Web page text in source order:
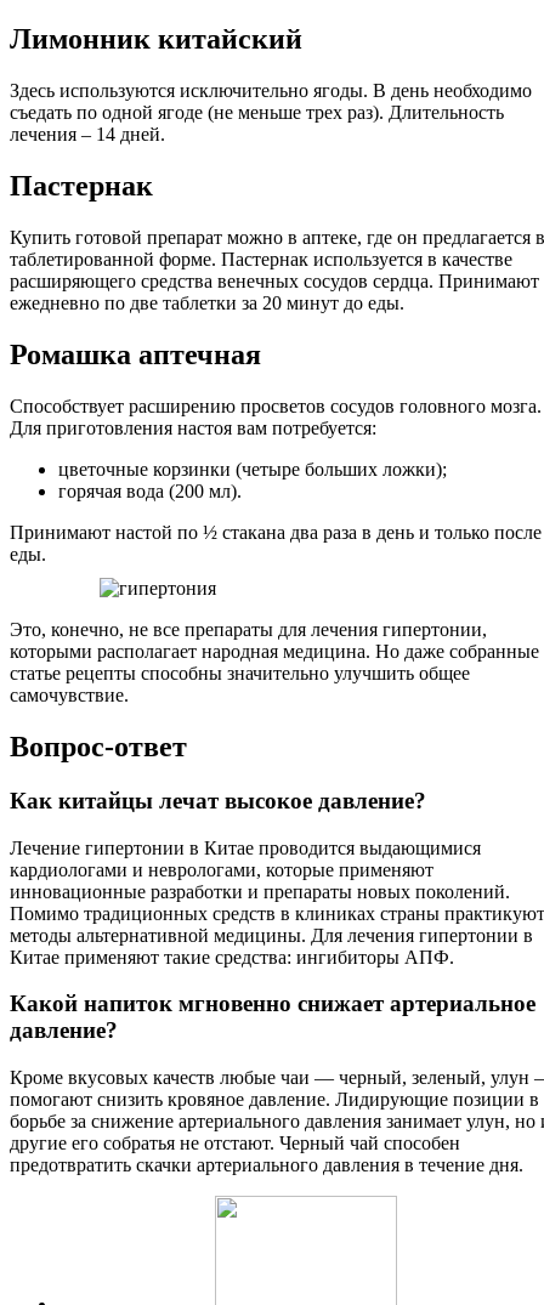
Лимонник китайский
Здесь используются исключительно ягоды. В день необходимо
съедать по одной ягоде (не меньше трех раз). Длительность
лечения – 14 дней.
Пастернак
Купить готовой препарат можно в аптеке, где он предлагается в
таблетированной форме. Пастернак используется в качестве
расширяющего средства венечных сосудов сердца. Принимают
ежедневно по две таблетки за 20 минут до еды.
Ромашка аптечная
Способствует расширению просветов сосудов головного мозга.
Для приготовления настоя вам потребуется:
цветочные корзинки (четыре больших ложки);
горячая вода (200 мл).
Принимают настой по ½ стакана два раза в день и только после
еды.
Это, конечно, не все препараты для лечения гипертонии,
которыми располагает народная медицина. Но даже собранные
статье рецепты способны значительно улучшить общее
самочувствие.
Вопрос-ответ
Как китайцы лечат высокое давление?
Лечение гипертонии в Китае проводится выдающимися
кардиологами и неврологами, которые применяют
инновационные разработки и препараты новых поколений.
Помимо традиционных средств в клиниках страны практикуют
методы альтернативной медицины. Для лечения гипертонии в
Китае применяют такие средства: ингибиторы АПФ.
Какой напиток мгновенно снижает артериальное
давление?
Кроме вкусовых качеств любые чаи — черный, зеленый, улун
помогают снизить кровяное давление. Лидирующие позиции в
борьбе за снижение артериального давления занимает улун, но
другие его собратья не отстают. Черный чай способен
предотвратить скачки артериального давления в течение дня.